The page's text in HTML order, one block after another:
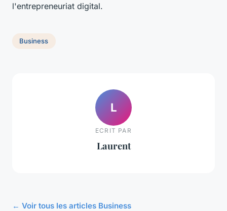
l'entrepreneuriat digital.
Business
L
ECRIT PAR
Laurent
← Voir tous les articles Business